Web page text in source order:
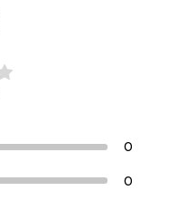
0
0